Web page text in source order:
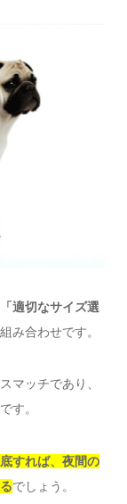
「適切なサイズ選
み合わせです。
マッチであり、
す。
すれば、夜間の
でしょう。